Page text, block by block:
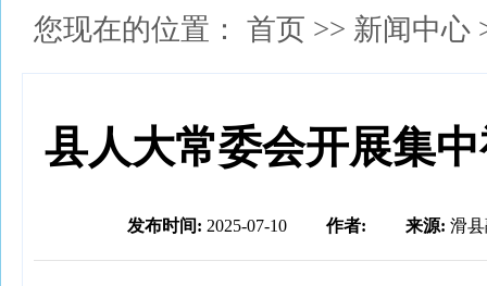
您现在的位置： 首页 >> 新闻中心
县人大常委会开展集
发布时间: 2025-07-10 作者: 来源: 滑